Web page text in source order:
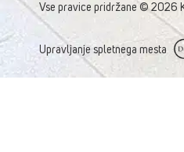
Vse pravice pridržane © 2026
Upravljanje spletnega mesta